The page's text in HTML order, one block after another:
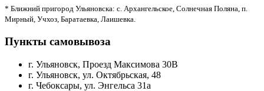
* Ближний пригород Ульяновска: с. Архангельское, Солнечная Поляна, п.
Мирный, Учхоз, Баратаевка, Лаишевка.
Пункты самовывоза
г. Ульяновск, Проезд Максимова 30В
г. Ульяновск, ул. Октябрьская, 48
г. Чебоксары, ул. Энгельса 31а